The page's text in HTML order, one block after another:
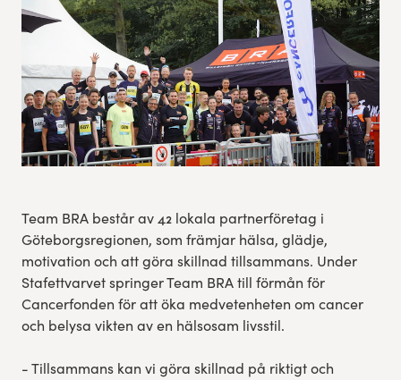
Team BRA består av 42 lokala partnerföretag i
Göteborgsregionen, som främjar hälsa, glädje,
motivation och att göra skillnad tillsammans. Under
Stafettvarvet springer Team BRA till förmån för
Cancerfonden för att öka medvetenheten om cancer
och belysa vikten av en hälsosam livsstil.
- Tillsammans kan vi göra skillnad på riktigt och
Göteborgsvarvets historia
Funktionär/Volontär